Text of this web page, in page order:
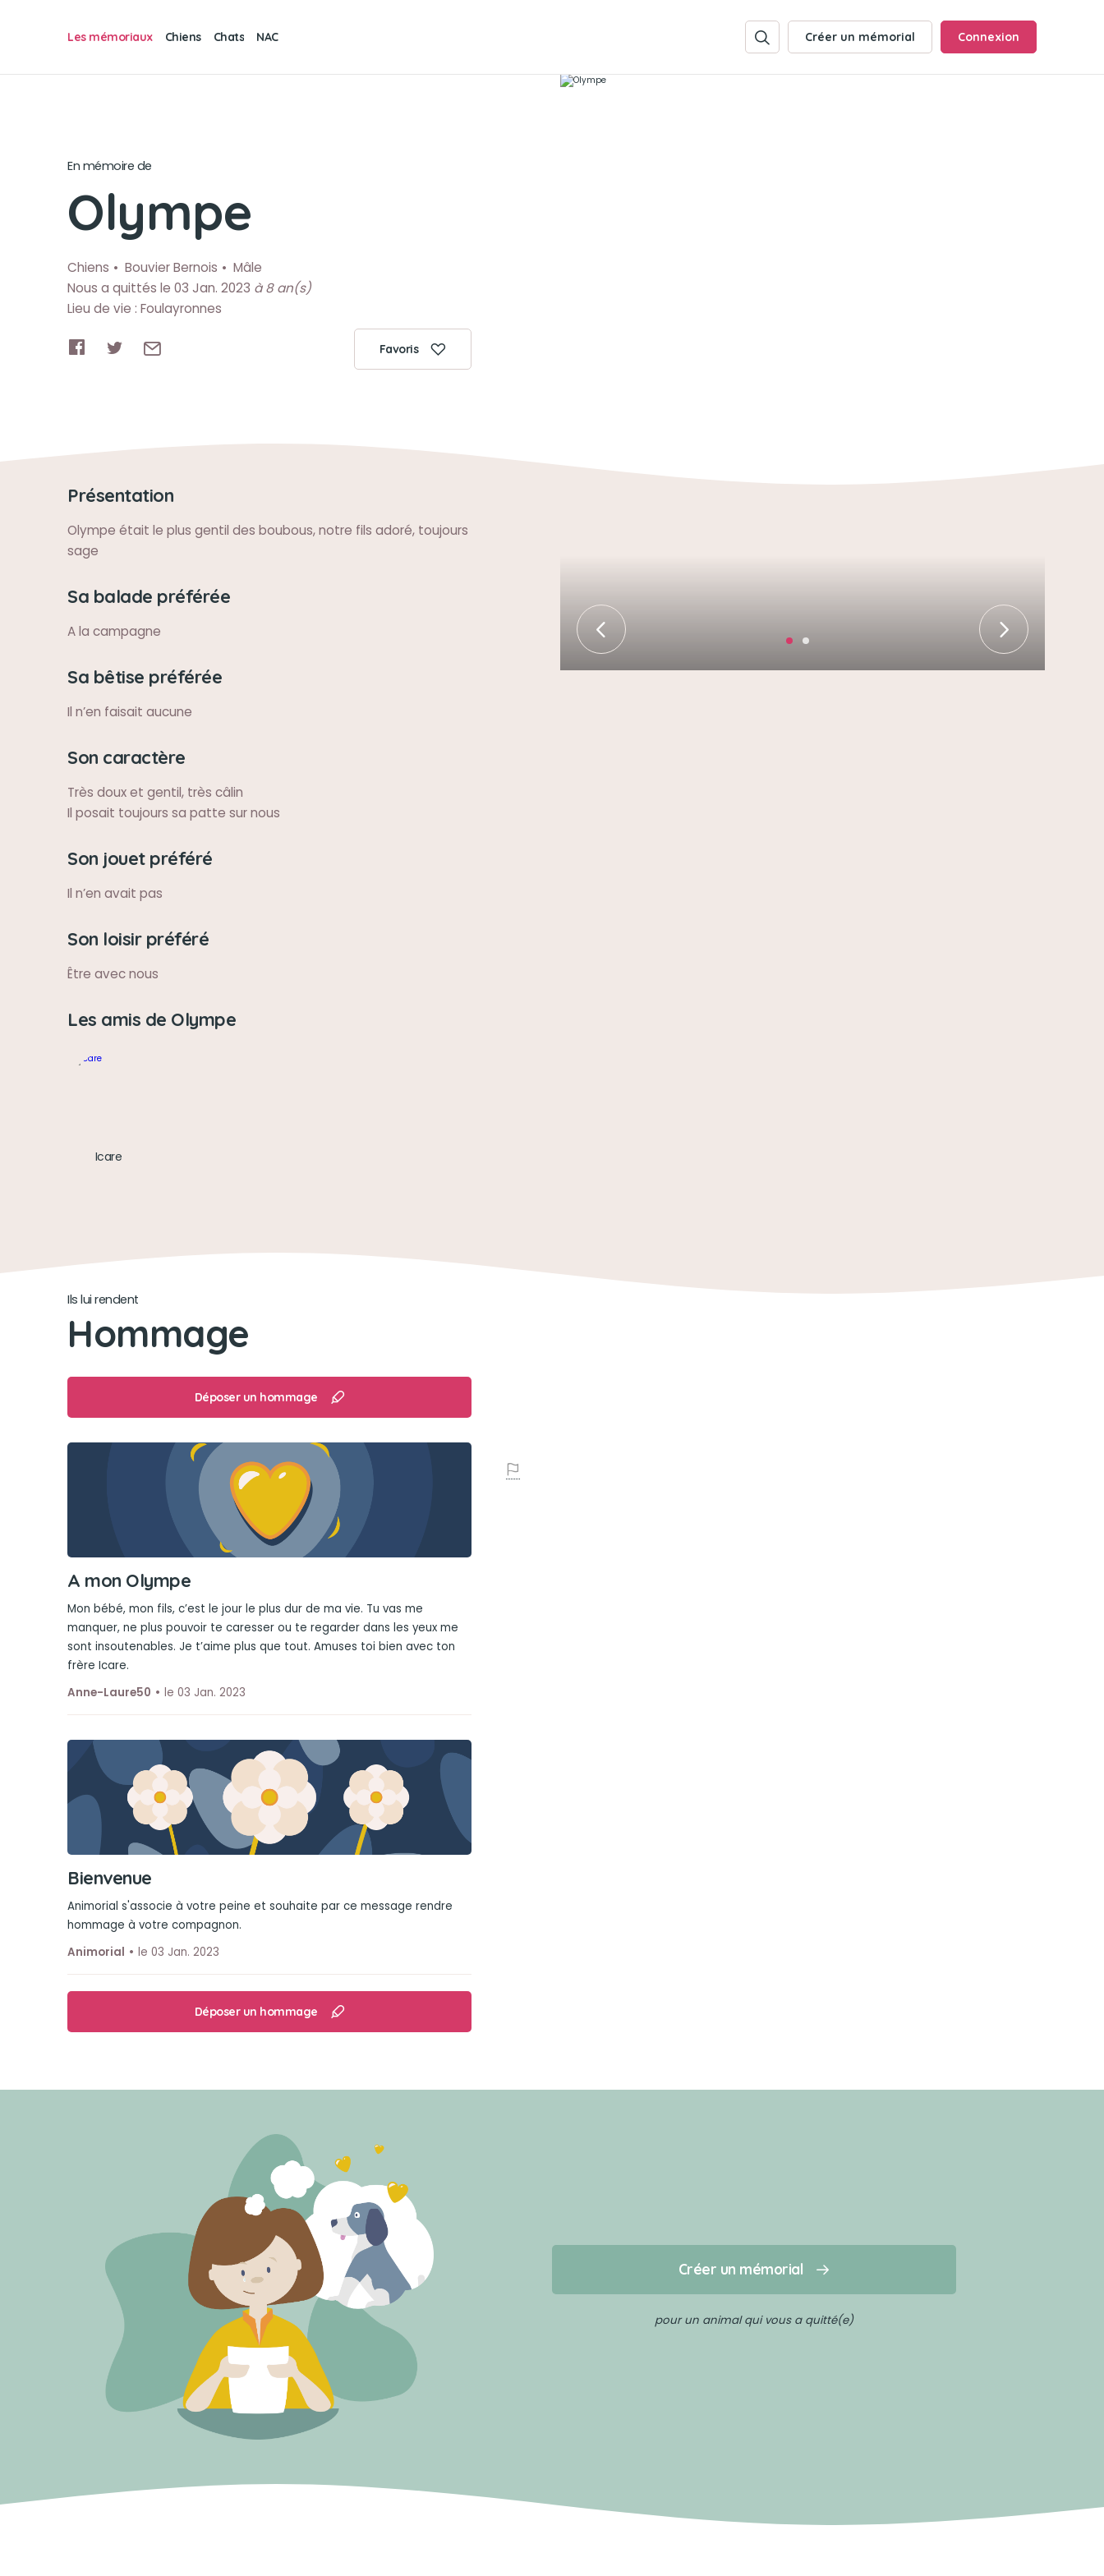
Les mémoriaux Chiens Chats NAC Créer un mémorial Connexion
En mémoire de
Olympe
Chiens Bouvier Bernois
Mâle
Nous a quittés le 03 Jan. 2023 à 8 an(s)
Lieu de vie : Foulayronnes
Favoris
Présentation
Olympe était le plus gentil des boubous, notre fils adoré, toujours
sage
Sa balade préférée
A la campagne
Sa bêtise préférée
Il n’en faisait aucune
Son caractère
Très doux et gentil, très câlin
Il posait toujours sa patte sur nous
Son jouet préféré
Il n’en avait pas
Son loisir préféré
Être avec nous
Les amis de Olympe
Icare
Ils lui rendent
Hommage
Déposer un hommage
A mon Olympe
Mon bébé, mon fils, c’est le jour le plus dur de ma vie. Tu vas me
manquer, ne plus pouvoir te caresser ou te regarder dans les yeux me
sont insoutenables. Je t’aime plus que tout. Amuses toi bien avec ton
frère Icare.
Anne-Laure50
le 03 Jan. 2023
Bienvenue
Animorial s'associe à votre peine et souhaite par ce message rendre
hommage à votre compagnon.
Animorial
le 03 Jan. 2023
Déposer un hommage
Créer un mémorial
pour un animal qui vous a quitté(e)